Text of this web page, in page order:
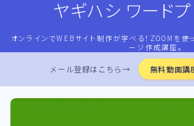
ヤギハシ ワード
オンラインでWEBサイト制作が学べる！ZOOMを
ージ作成講座。
MENU
HOME
メール登録はこちら→ 無料動画講